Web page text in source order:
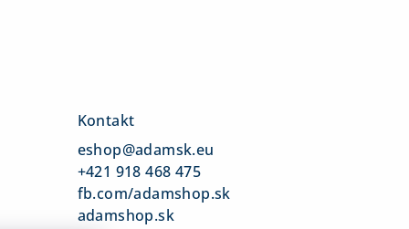
Kontakt
eshop@adamsk.eu
+421 918 468 475
fb.com/adamshop.sk
adamshop.sk